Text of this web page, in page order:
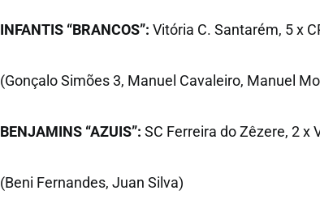
INFANTIS “BRANCOS”: Vitória C. Santarém, 5 x
(Gonçalo Simões 3, Manuel Cavaleiro, Manuel
BENJAMINS “AZUIS”: SC Ferreira do Zêzere, 2 x
(Beni Fernandes, Juan Silva)